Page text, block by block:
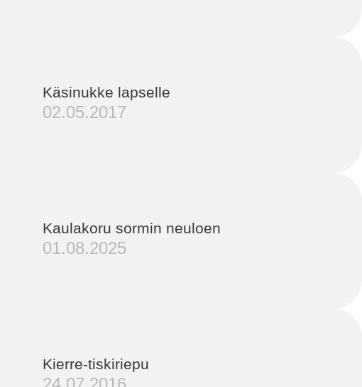
Käsinukke lapselle
02.05.2017
Kaulakoru sormin neuloen
01.08.2025
Kierre-tiskiriepu